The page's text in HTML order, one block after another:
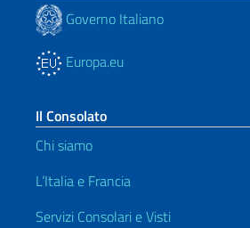
Governo Italiano
Europa.eu
Il Consolato
Chi siamo
L’Italia e Francia
Servizi Consolari e Visti